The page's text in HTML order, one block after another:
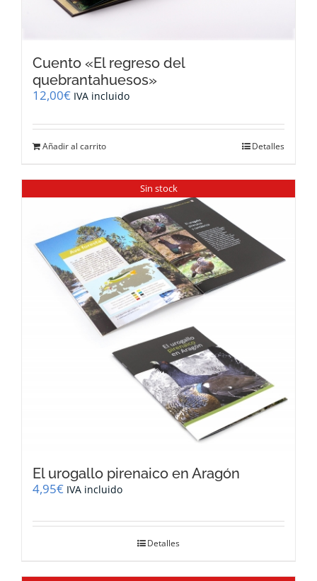
Cuento «El regreso del
quebrantahuesos»
12,00€ IVA incluido
Añadir al carrito Detalles
Sin stock
El urogallo pirenaico en Aragón
4,95€ IVA incluido
Detalles